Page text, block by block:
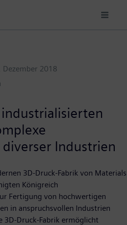
Dezember 2018
Industrien
3D-Druck-Fabrik von Materials
Königreich
Fertigung von hochwertigen
in anspruchsvollen Industrien
3D-Druck-Fabrik ermöglicht